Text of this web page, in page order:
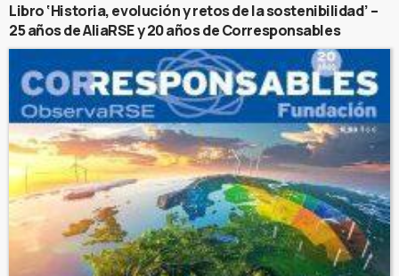
Libro ‘Historia, evolución y retos de la sostenibilidad’ –
25 años de AliaRSE y 20 años de Corresponsables